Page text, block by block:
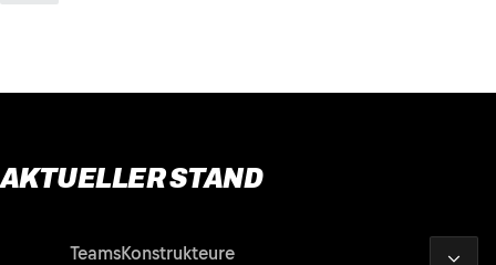
AKTUELLER STAND
TeamsKonstrukteure